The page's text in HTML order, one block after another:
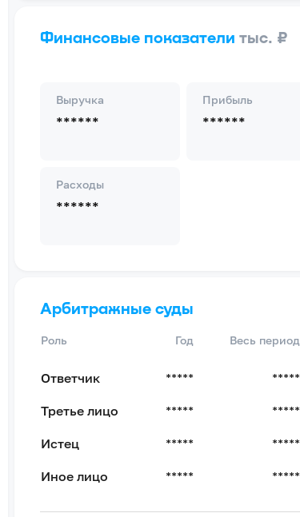
Финансовые показателитыс. ₽
Выручка
******
Прибыль
******
Расходы
******
Арбитражные суды
Роль Год Весь период
Ответчик ***** *****
Третье лицо ***** *****
Истец ***** *****
Иное лицо ***** *****